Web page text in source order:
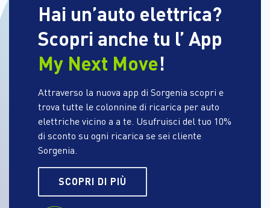
Hai un’auto elettrica?
Scopri anche tu l’ App
My Next Move!
Attraverso la nuova app di Sorgenia scopri e
trova tutte le colonnine di ricarica per auto
elettriche vicino a a te. Usufruisci del tuo 10%
di sconto su ogni ricarica se sei cliente
Sorgenia.
SCOPRI DI PIÙ